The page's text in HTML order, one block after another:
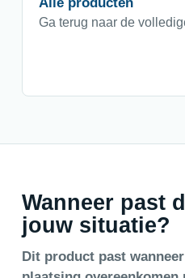
Ga terug naar de
Wanneer past
jouw situatie?
Dit product past